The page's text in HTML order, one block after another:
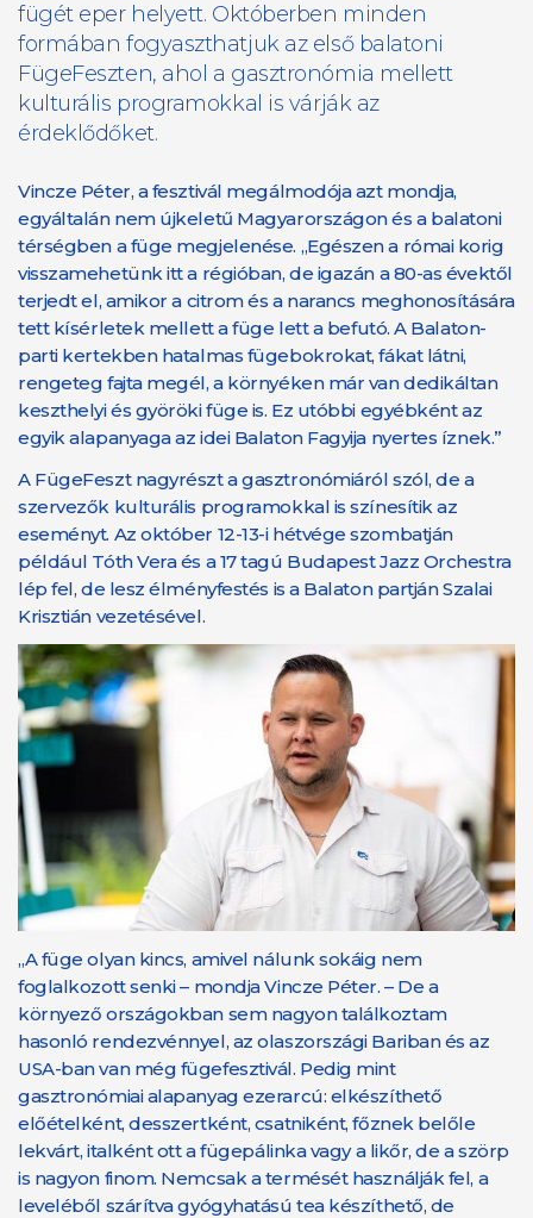
fügét eper helyett. Októberben minden
formában fogyaszthatjuk az első balatoni
FügeFeszten, ahol a gasztronómia mellett
kulturális programokkal is várják az
érdeklődőket.
Vincze Péter, a fesztivál megálmodója azt mondja,
egyáltalán nem újkeletű Magyarországon és a balatoni
térségben a füge megjelenése. „Egészen a római korig
visszamehetünk itt a régióban, de igazán a 80-as évektől
terjedt el, amikor a citrom és a narancs meghonosítására
tett kísérletek mellett a füge lett a befutó. A Balaton-
parti kertekben hatalmas fügebokrokat, fákat látni,
rengeteg fajta megél, a környéken már van dedikáltan
keszthelyi és györöki füge is. Ez utóbbi egyébként az
egyik alapanyaga az idei Balaton Fagyija nyertes íznek.”
A FügeFeszt nagyrészt a gasztronómiáról szól, de a
szervezők kulturális programokkal is színesítik az
eseményt. Az október 12-13-i hétvége szombatján
például Tóth Vera és a 17 tagú Budapest Jazz Orchestra
lép fel, de lesz élményfestés is a Balaton partján Szalai
Krisztián vezetésével.
„A füge olyan kincs, amivel nálunk sokáig nem
foglalkozott senki – mondja Vincze Péter. – De a
környező országokban sem nagyon találkoztam
hasonló rendezvénnyel, az olaszországi Bariban és az
USA-ban van még fügefesztivál. Pedig mint
gasztronómiai alapanyag ezerarcú: elkészíthető
előételként, desszertként, csatniként, főznek belőle
lekvárt, italként ott a fügepálinka vagy a likőr, de a szörp
is nagyon finom. Nemcsak a termését használják fel, a
leveléből szárítva gyógyhatású tea készíthető, de